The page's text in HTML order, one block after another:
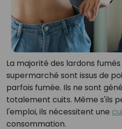
La majorité des lardons
supermarché sont issus de
parfois fumée. Ils ne sont
totalement cuits. Même s'ils
l'emploi, ils nécessitent une
consommation.